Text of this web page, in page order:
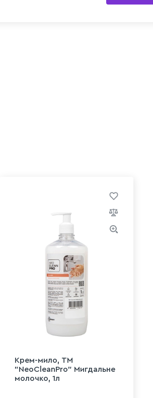
Крем-мило, ТМ
"NeoCleanPro" Мигдальне
молочко, 1л